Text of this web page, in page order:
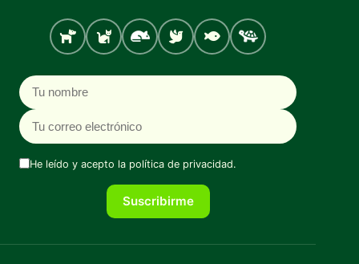
Perro Gato Roedores
Aves PecesTortugas
Nombre
Correo electrónico
He leído y acepto la política de privacidad.
Suscribirme